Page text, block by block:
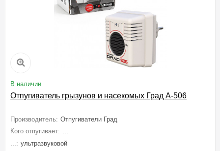
В наличии
Отпугиватель грызунов и насекомых Град А-506
Производитель: Отпугиватели Град
Кого отпугивает: Мышей, Крыс, Грызунов, Тараканов, Муравьев,
...: ультразвуковой